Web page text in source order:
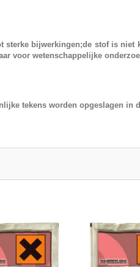
sterke bijwerkingen;de stof is
voor wetenschappelijke
tekens worden opgeslagen